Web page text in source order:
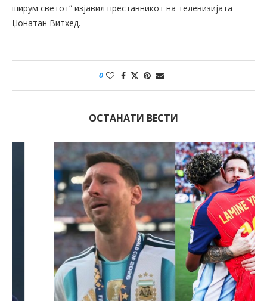
ширум светот“ изјавил преставникот на телевизијата
Џонатан Витхед.
0
ОСТАНАТИ ВЕСТИ